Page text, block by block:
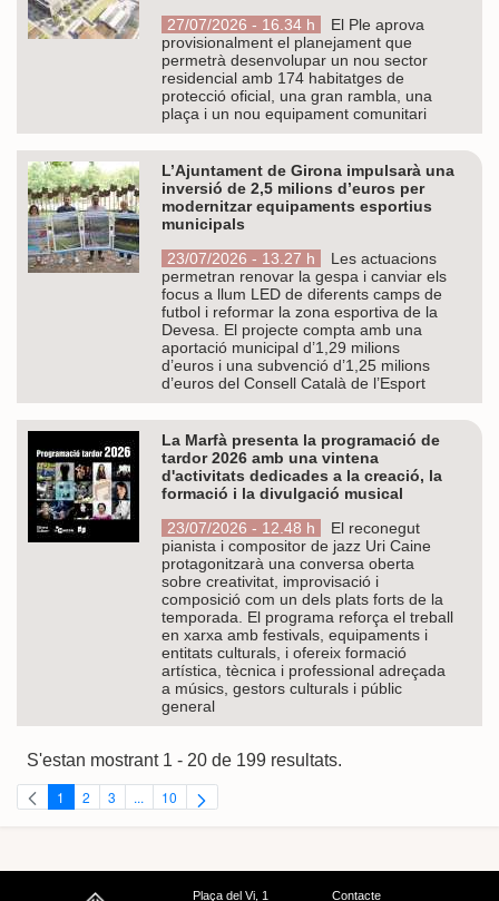
27/07/2026 - 16.34 h
El Ple aprova
provisionalment el planejament que
permetrà desenvolupar un nou sector
residencial amb 174 habitatges de
protecció oficial, una gran rambla, una
plaça i un nou equipament comunitari
L’Ajuntament de Girona impulsarà una
inversió de 2,5 milions d’euros per
modernitzar equipaments esportius
municipals
23/07/2026 - 13.27 h
Les actuacions
permetran renovar la gespa i canviar els
focus a llum LED de diferents camps de
futbol i reformar la zona esportiva de la
Devesa. El projecte compta amb una
aportació municipal d’1,29 milions
d’euros i una subvenció d’1,25 milions
d’euros del Consell Català de l’Esport
La Marfà presenta la programació de
tardor 2026 amb una vintena
d'activitats dedicades a la creació, la
formació i la divulgació musical
23/07/2026 - 12.48 h
El reconegut
pianista i compositor de jazz Uri Caine
protagonitzarà una conversa oberta
sobre creativitat, improvisació i
composició com un dels plats forts de la
temporada. El programa reforça el treball
en xarxa amb festivals, equipaments i
entitats culturals, i ofereix formació
artística, tècnica i professional adreçada
a músics, gestors culturals i públic
general
S'estan mostrant 1 - 20 de 199 resultats.
Pàgina
1 Pàgina
2 Pàgina
3 ...Pàgines intermèdies Utilitzeu TAB per navegar.
Pàgina
10
Plaça del Vi, 1 Contacte